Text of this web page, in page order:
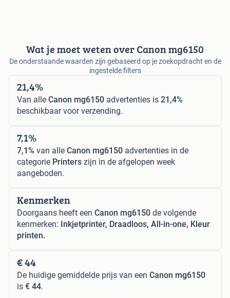
Wat je moet weten over Canon mg6150
De onderstaande waarden zijn gebaseerd op je zoekopdracht en de
ingestelde filters
21,4%
Van alle Canon mg6150 advertenties is 21,4%
beschikbaar voor verzending.
7,1%
7,1% van alle Canon mg6150 advertenties in de
categorie Printers zijn in de afgelopen week
aangeboden.
Kenmerken
Doorgaans heeft een Canon mg6150 de volgende
kenmerken: Inkjetprinter, Draadloos, All-in-one, Kleur
printen.
€ 44
De huidige gemiddelde prijs van een Canon mg6150
is € 44.